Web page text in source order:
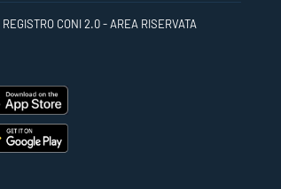
REGISTRO CONI 2.0 - AREA RISERVATA